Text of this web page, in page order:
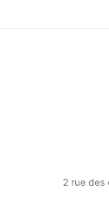
2 rue des